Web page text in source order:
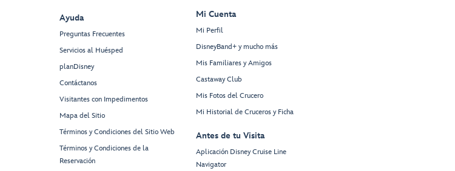
Ayuda
Preguntas Frecuentes
Servicios al Huésped
planDisney
Contáctanos
Visitantes con Impedimentos
Mapa del Sitio
Términos y Condiciones del Sitio Web
Términos y Condiciones de la
Reservación
Mi Cuenta
Mi Perfil
DisneyBand+ y mucho más
Mis Familiares y Amigos
Castaway Club
Mis Fotos del Crucero
Mi Historial de Cruceros y Ficha
Antes de tu Visita
Aplicación Disney Cruise Line
Navigator